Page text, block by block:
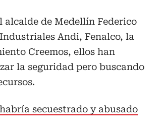
alcalde de Medellín Federico
Andi, Fenalco, la
Creemos, ellos han
la seguridad pero buscando
secuestrado y abusado